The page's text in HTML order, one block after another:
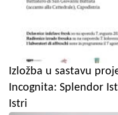
Izložba u sastavu
Incognita: Splendor
Istri